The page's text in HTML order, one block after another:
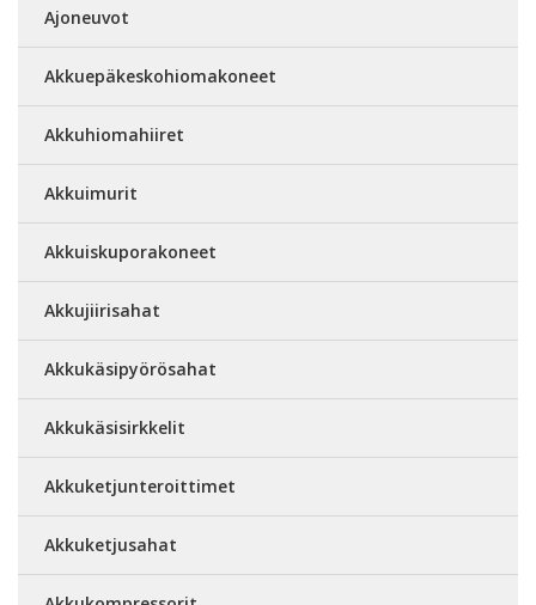
Ajoneuvot
Akkuepäkeskohiomakoneet
Akkuhiomahiiret
Akkuimurit
Akkuiskuporakoneet
Akkujiirisahat
Akkukäsipyörösahat
Akkukäsisirkkelit
Akkuketjunteroittimet
Akkuketjusahat